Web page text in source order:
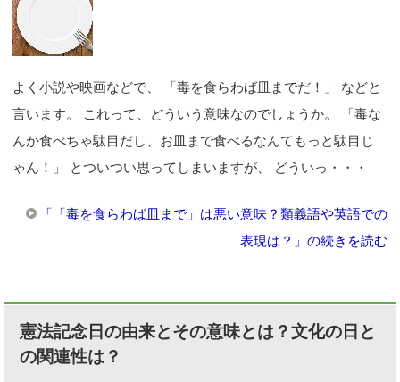
よく小説や映画などで、 「毒を食らわば皿までだ！」 などと
言います。 これって、どういう意味なのでしょうか。 「毒な
んか食べちゃ駄目だし、お皿まで食べるなんてもっと駄目じ
ゃん！」 とついつい思ってしまいますが、 どういっ・・・
「「毒を食らわば皿まで」は悪い意味？類義語や英語での
表現は？」の続きを読む
憲法記念日の由来とその意味とは？文化の日と
の関連性は？